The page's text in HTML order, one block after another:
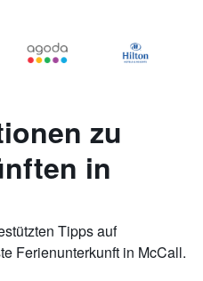
zu
in
Tipps auf
Ferienunterkunft in McCall.